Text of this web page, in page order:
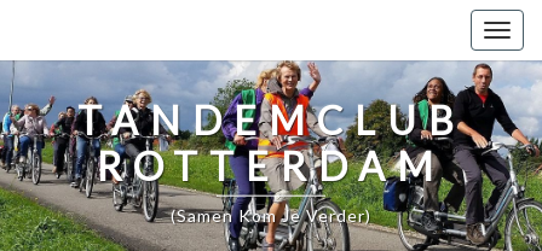
TANDEMCLUB
ROTTERDAM
(samen Kom Je Verder)